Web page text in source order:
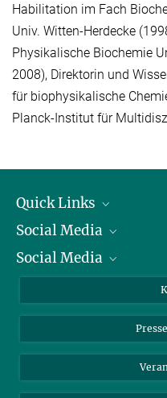
Habilitation im Fach
Univ. Witten-Herdecke
Physikalische Biochemie
2008), Direktorin und
für biophysikalische
Planck-Institut für
Quick Links
Präsident
Zahlen und Fakten
Meldestelle Fehlverhalten
Social Media
Bluesky
TikTok
Social Media
Instagram
YouTube